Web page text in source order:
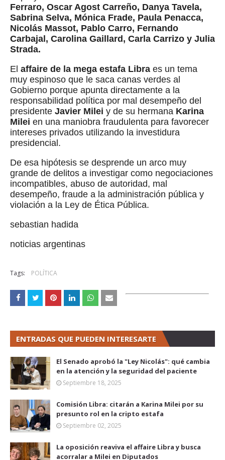
Ferraro, Oscar Agost Carreño, Danya Tavela,
Sabrina Selva, Mónica Frade, Paula Penacca,
Nicolás Massot, Pablo Carro, Fernando
Carbajal, Carolina Gaillard, Carla Carrizo y Julia
Strada.
El affaire de la mega estafa Libra es un tema
muy espinoso que le saca canas verdes al
Gobierno porque apunta directamente a la
responsabilidad política por mal desempeño del
presidente Javier Milei y de su hermana Karina
Milei en una maniobra fraudulenta para favorecer
intereses privados utilizando la investidura
presidencial.
De esa hipótesis se desprende un arco muy
grande de delitos a investigar como negociaciones
incompatibles, abuso de autoridad, mal
desempeño, fraude a la administración pública y
violación a la Ley de Ética Pública.
sebastian hadida
noticias argentinas
Tags: POLÍTICA
ENTRADAS QUE PUEDEN INTERESARTE
El Senado aprobó la "Ley Nicolás": qué cambia
en la atención y la seguridad del paciente
Septiembre 18, 2025
Comisión Libra: citarán a Karina Milei por su
presunto rol en la cripto estafa
Septiembre 02, 2025
La oposición reaviva el affaire Libra y busca
acorralar a Milei en Diputados